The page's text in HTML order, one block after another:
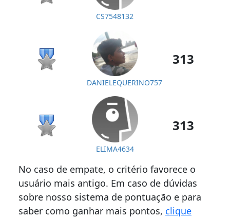
CS7548132
DANIELEQUERINO757
313
ELIMA4634
313
No caso de empate, o critério favorece o
usuário mais antigo. Em caso de dúvidas
sobre nosso sistema de pontuação e para
saber como ganhar mais pontos, clique